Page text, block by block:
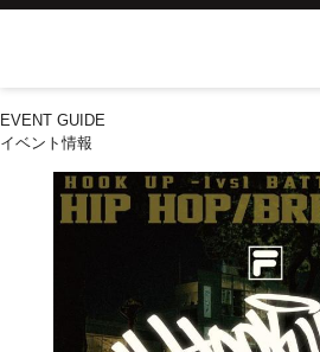
EVENT GUIDE
イベント情報